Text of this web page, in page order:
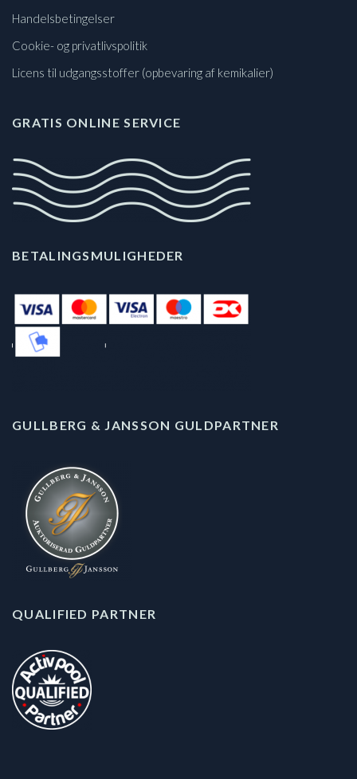
Handelsbetingelser
Cookie- og privatlivspolitik
Licens til udgangsstoffer (opbevaring af kemikalier)
GRATIS ONLINE SERVICE
BETALINGSMULIGHEDER
GULLBERG & JANSSON GULDPARTNER
QUALIFIED PARTNER